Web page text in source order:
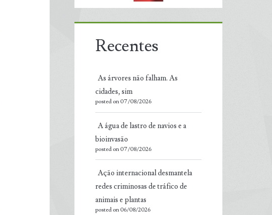
Recentes
As árvores não falham. As
cidades, sim
posted on 07/08/2026
A água de lastro de navios e a
bioinvasão
posted on 07/08/2026
Ação internacional desmantela
redes criminosas de tráfico de
animais e plantas
posted on 06/08/2026